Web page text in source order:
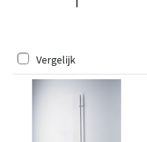
Vergelijk